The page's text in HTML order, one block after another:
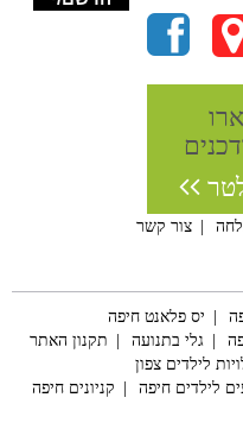
צור קשר
יס פלאנט חיפה
גלי בתנועה
תקנון האתר
לילדים צפון
לילדים חיפה קניונים חיפה